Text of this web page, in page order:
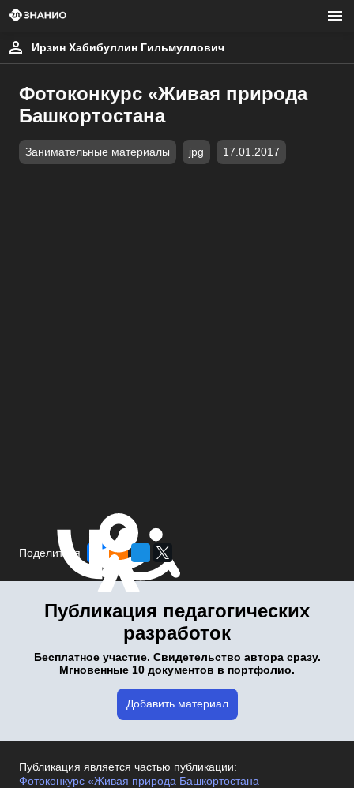
Ирзин Хабибуллин Гильмуллович
Фотоконкурс «Живая природа
Башкортостана
Занимательные материалы jpg 17.01.2017
Поделиться
Публикация педагогических
разработок
Бесплатное участие. Свидетельство автора сразу.
Мгновенные 10 документов в портфолио.
Добавить материал
Публикация является частью публикации:
Фотоконкурс «Живая природа Башкортостана